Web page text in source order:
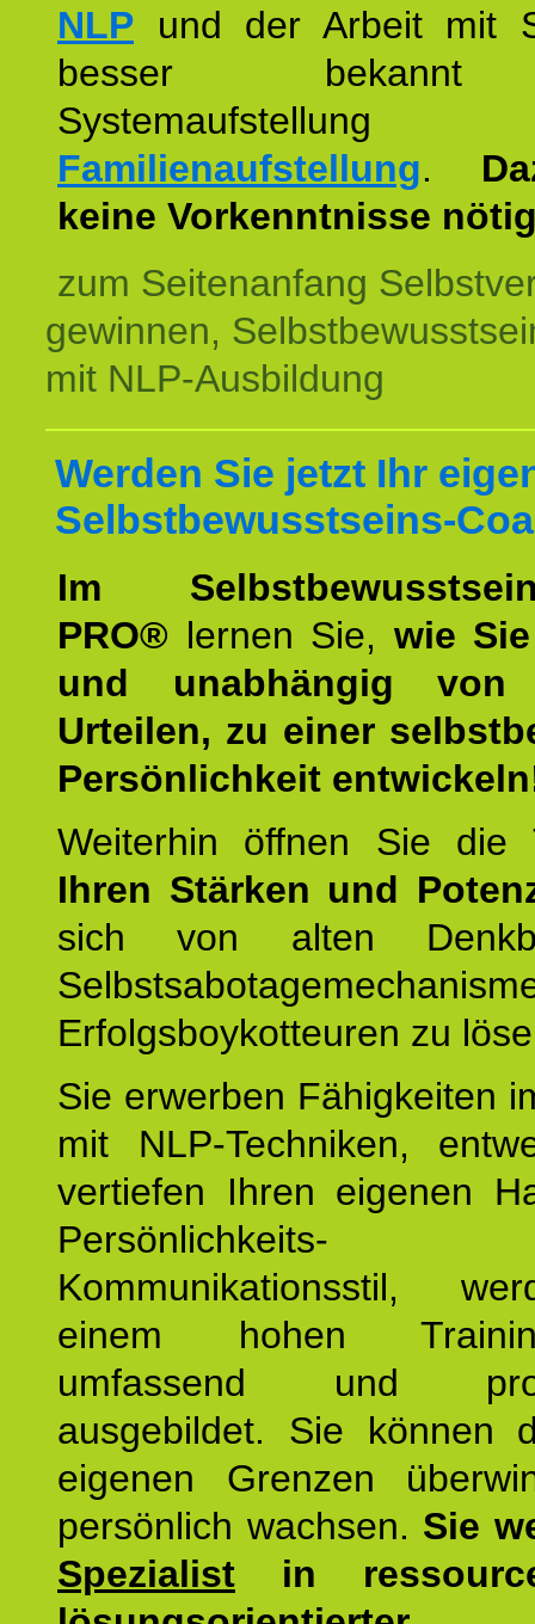
NLP und der Arbeit mit
besser
Familienaufstellung.
keine Vorkenntnisse
zum Seitenanfang
gewinnen,
mit NLP-Ausbildung
Werden Sie jetzt Ihr
Selbstbewusstseins-
Im
PRO® lernen Sie, wie
und unabhängig von
Urteilen, zu einer
Persönlichkeit
Weiterhin öffnen Sie
Ihren Stärken und
sich von alten
Erfolgsboykotteuren zu
Sie erwerben Fähigkeiten
mit NLP-Techniken,
vertiefen Ihren eigenen
Kommunikationsstil,
einem hohen
umfassend und
ausgebildet. Sie können
eigenen Grenzen
persönlich wachsen. Sie
Spezialist in